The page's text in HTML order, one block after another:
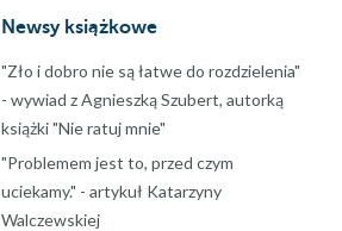
Newsy książkowe
"Zło i dobro nie są łatwe do rozdzielenia"
- wywiad z Agnieszką Szubert, autorką
książki "Nie ratuj mnie"
"Problemem jest to, przed czym
uciekamy." - artykuł Katarzyny
Walczewskiej